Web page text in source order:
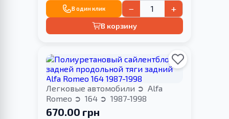
В один клик − +
В корзину
Легковые автомобили
Alfa
Romeo
164 1987-1998
670.00 грн